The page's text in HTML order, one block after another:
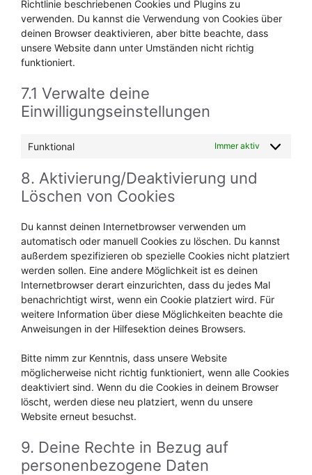
Richtlinie beschriebenen Cookies und Plugins zu
verwenden. Du kannst die Verwendung von Cookies über
deinen Browser deaktivieren, aber bitte beachte, dass
unsere Website dann unter Umständen nicht richtig
funktioniert.
7.1 Verwalte deine
Einwilligungseinstellungen
Funktional Immer aktiv
8. Aktivierung/Deaktivierung und
Löschen von Cookies
Du kannst deinen Internetbrowser verwenden um
automatisch oder manuell Cookies zu löschen. Du kannst
außerdem spezifizieren ob spezielle Cookies nicht platziert
werden sollen. Eine andere Möglichkeit ist es deinen
Internetbrowser derart einzurichten, dass du jedes Mal
benachrichtigt wirst, wenn ein Cookie platziert wird. Für
weitere Information über diese Möglichkeiten beachte die
Anweisungen in der Hilfesektion deines Browsers.
Bitte nimm zur Kenntnis, dass unsere Website
möglicherweise nicht richtig funktioniert, wenn alle Cookies
deaktiviert sind. Wenn du die Cookies in deinem Browser
löscht, werden diese neu platziert, wenn du unsere
Website erneut besuchst.
9. Deine Rechte in Bezug auf
personenbezogene Daten